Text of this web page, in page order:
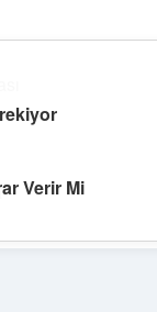
Verir Mi